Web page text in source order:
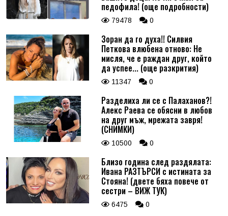
педофила! (още подробности)
79478 0
Зоран да го духа!! Силвия
Петкова влюбена отново: Не
мисля, че е раждан друг, който
да успее... (още разкрития)
11347 0
Разделиха ли се с Палаханов?!
Алекс Раева се обясни в любов
на друг мъж, мрежата завря!
(СНИМКИ)
10500 0
Близо година след раздялата:
Ивана РАЗТЪРСИ с истината за
Стояна! (двете бяха повече от
сестри – ВИЖ ТУК)
6475 0